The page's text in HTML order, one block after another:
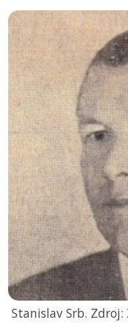
Stanislav Srb. Zdroj: